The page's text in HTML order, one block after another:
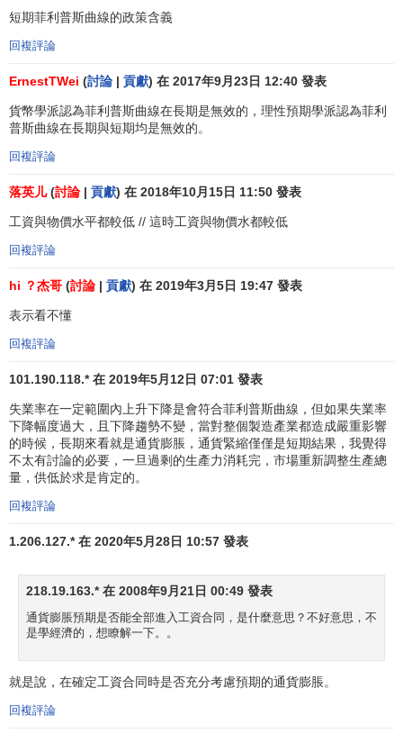
短期菲利普斯曲線的政策含義
回複評論
ErnestTWei (討論 | 貢獻) 在 2017年9月23日 12:40 發表
貨幣學派認為菲利普斯曲線在長期是無效的，理性預期學派認為菲利
普斯曲線在長期與短期均是無效的。
回複評論
落英儿(討論 | 貢獻) 在 2018年10月15日 11:50 發表
工資與物價水平都較低 // 這時工資與物價水都較低
回複評論
hi ？杰哥 (討論 | 貢獻) 在 2019年3月5日 19:47 發表
表示看不懂
回複評論
101.190.118.* 在 2019年5月12日 07:01 發表
失業率在一定範圍內上升下降是會符合菲利普斯曲線，但如果失業率
下降幅度過大，且下降趨勢不變，當對整個製造產業都造成嚴重影響
的時候，長期來看就是通貨膨脹，通貨緊縮僅僅是短期結果，我覺得
不太有討論的必要，一旦過剩的生產力消耗完，市場重新調整生產總
量，供低於求是肯定的。
回複評論
1.206.127.* 在 2020年5月28日 10:57 發表
218.19.163.* 在 2008年9月21日 00:49 發表
通貨膨脹預期是否能全部進入工資合同，是什麼意思？不好意思，不
是學經濟的，想瞭解一下。。
就是說，在確定工資合同時是否充分考慮預期的通貨膨脹。
回複評論